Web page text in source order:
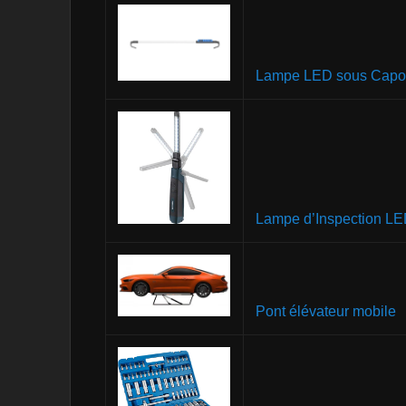
Lampe LED sous
Lampe d’Inspection
Pont élévateur mobile